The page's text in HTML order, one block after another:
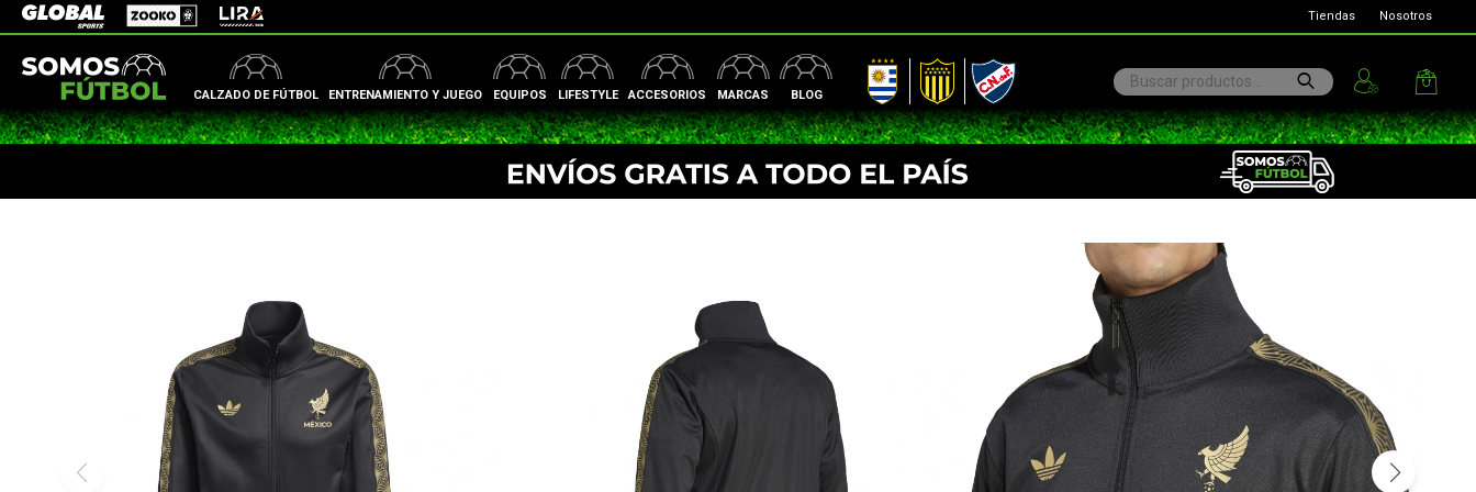
CALZADO DE FÚTBOL ENTRENAMIENTO Y JUEGO EQUIPOS LIFESTYLE ACCESORIOS MARCAS BLOG
AUF Peñarol Nacional
Global Sports Zooko Lira Tiendas Nosotros